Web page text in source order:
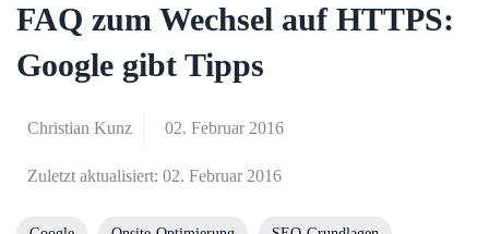
FAQ zum Wechsel auf HTTPS:
Google gibt Tipps
Christian Kunz 02. Februar 2016
Zuletzt aktualisiert: 02. Februar 2016